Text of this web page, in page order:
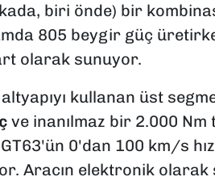
biri önde) bir
805 beygir güç
olarak sunuyor.
kullanan üst
ve inanılmaz bir 2.000
0'dan 100 km/s
Aracın elektronik olarak